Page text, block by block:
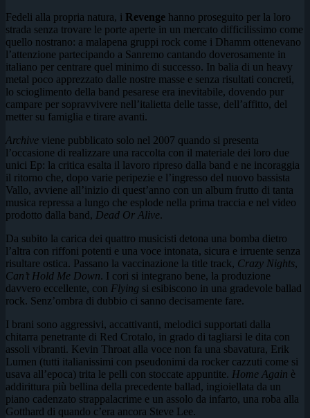
Fedeli alla propria natura, i Revenge hanno proseguito per la loro
strada senza trovare le porte aperte in un mercato difficilissimo come
quello nostrano: a malapena gruppi rock come i Dhamm ottenevano
l’attenzione partecipando a Sanremo cantando doverosamente in
italiano per centrare quel minimo di successo. In balia di un heavy
metal poco apprezzato dalle nostre masse e senza risultati concreti,
lo scioglimento della band pesarese era inevitabile, dovendo pur
campare per sopravvivere nell’italietta delle tasse, dell’affitto, del
metter su famiglia e tirare avanti.
Archive viene pubblicato solo nel 2007 quando si presenta
l’occasione di realizzare una raccolta con il materiale dei loro due
unici Ep: la critica esalta il lavoro ripreso dalla band e ne incoraggia
il ritorno che, dopo varie peripezie e l’ingresso del nuovo bassista
Vallo, avviene all’inizio di quest’anno con un album frutto di tanta
musica repressa a lungo che esplode nella prima traccia e nel video
prodotto dalla band, Dead Or Alive.
Da subito la carica dei quattro musicisti detona una bomba dietro
l’altra con riffoni potenti e una voce intonata, sicura e irruente senza
risultare ostica. Passano la vaccinazione la title track, Crazy Nights,
Can’t Hold Me Down. I cori si integrano bene, la produzione
davvero eccellente, con Flying si esibiscono in una gradevole ballad
rock. Senz’ombra di dubbio ci sanno decisamente fare.
I brani sono aggressivi, accattivanti, melodici supportati dalla
chitarra penetrante di Red Crotalo, in grado di tagliarsi le dita con
assoli vibranti. Kevin Throat alla voce non fa una sbavatura, Erik
Lumen (tutti italianissimi con pseudonimi da rocker cazzuti come si
usava all’epoca) trita le pelli con stoccate appuntite. Home Again è
addirittura più bellina della precedente ballad, ingioiellata da un
piano cadenzato strappalacrime e un assolo da infarto, una roba alla
Gotthard di quando c’era ancora Steve Lee.